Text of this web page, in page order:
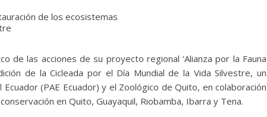
de los ecosistemas
de las acciones de su proyecto regional ‘Alianza por la Fauna
de la Cicleada por el Día Mundial de la Vida Silvestre, un
(PAE Ecuador) y el Zoológico de Quito, en colaboración
en Quito, Guayaquil, Riobamba, Ibarra y Tena.